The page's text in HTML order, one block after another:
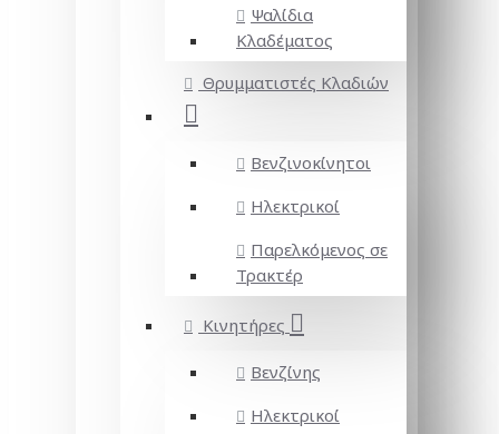
Ψαλίδια
Κλαδέματος
Θρυμματιστές Κλαδιών
Βενζινοκίνητοι
Ηλεκτρικοί
Παρελκόμενος σε
Τρακτέρ
Κινητήρες
Βενζίνης
Ηλεκτρικοί